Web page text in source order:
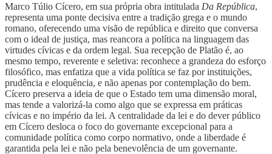
Marco Túlio Cícero, em sua própria obra intitulada Da República,
representa uma ponte decisiva entre a tradição grega e o mundo
romano, oferecendo uma visão de república e direito que conversa
com o ideal de justiça, mas reancora a política na linguagem das
virtudes cívicas e da ordem legal. Sua recepção de Platão é, ao
mesmo tempo, reverente e seletiva: reconhece a grandeza do esforço
filosófico, mas enfatiza que a vida política se faz por instituições,
prudência e eloquência, e não apenas por contemplação do bem.
Cícero preserva a ideia de que o Estado tem uma dimensão moral,
mas tende a valorizá-la como algo que se expressa em práticas
cívicas e no império da lei. A centralidade da lei e do dever público
em Cícero desloca o foco do governante excepcional para a
comunidade política como corpo normativo, onde a liberdade é
garantida pela lei e não pela benevolência de um governante.